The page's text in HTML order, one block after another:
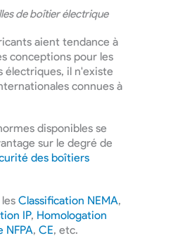
de boîtier électrique
aient tendance à
conceptions pour les
électriques, il n'existe
connues à
disponibles se
sur le degré de
des boîtiers
Classification NEMA,
IP, Homologation
NFPA, CE, etc.